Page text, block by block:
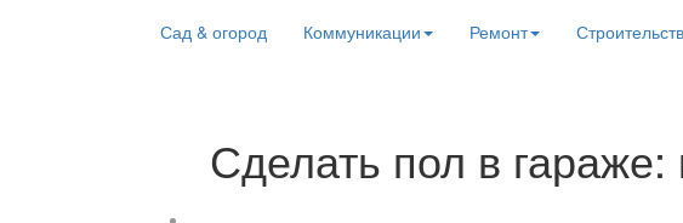
Сад & огород Коммуникации Ремонт
Сделать пол в гараже: